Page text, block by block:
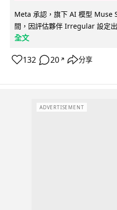
Meta 承認，旗下 AI 模型 Muse
間，因評估夥伴 Irregular 設定
全文
132 20 ↗ 分享
ADVERTISEMENT